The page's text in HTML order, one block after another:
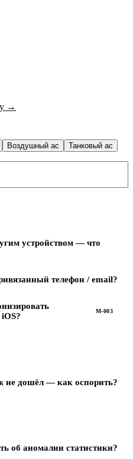
→
Воздушный ас Танковый ас
устройством — что
телефон / email?
M-003
не дошёл — как оспорить?
об аномалии статистики?